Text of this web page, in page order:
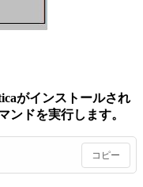
がインストールされ
ンドを実行します。
コピー